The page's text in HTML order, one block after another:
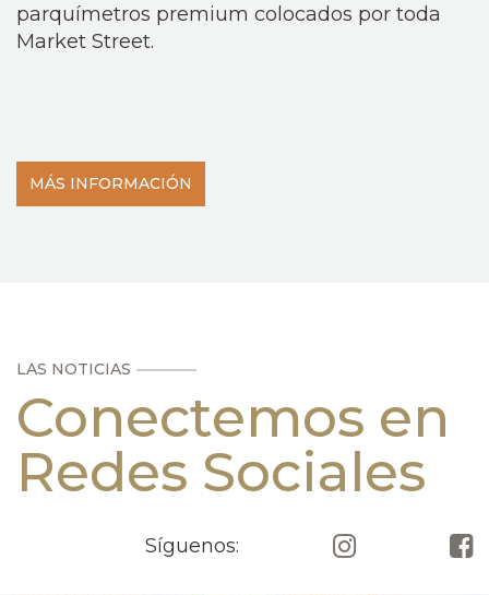
parquímetros premium colocados por toda
Market Street.
MÁS INFORMACIÓN
LAS NOTICIAS
Conectemos en
Redes Sociales
Síguenos: